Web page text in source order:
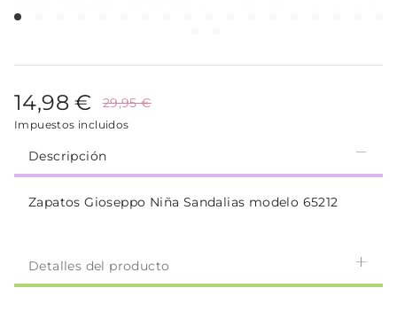
14,98 € 29,95 €
Impuestos incluidos
Descripción
Zapatos Gioseppo Niña Sandalias modelo 65212
Detalles del producto